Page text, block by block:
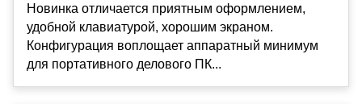
Новинка отличается приятным оформлением,
удобной клавиатурой, хорошим экраном.
Конфигурация воплощает аппаратный минимум
для портативного делового ПК...